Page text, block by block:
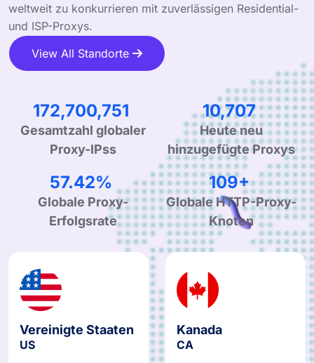
weltweit zu konkurrieren mit zuverlässigen Residential-
und ISP-Proxys.
View All Standorte
281,703,198
Gesamtzahl globaler
Proxy-IPss
17,519
Heute neu
hinzugefügte Proxys
93.96%
Globale Proxy-
Erfolgsrate
178+
Globale HTTP-Proxy-
Knoten
Vereinigte Staaten
US
Kanada
CA